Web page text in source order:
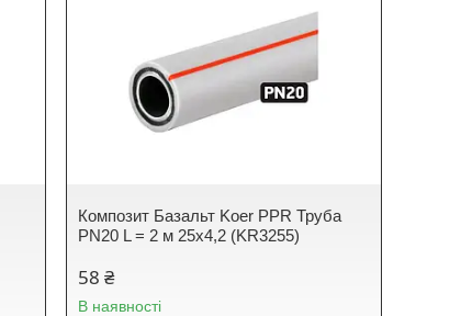
Композит Базальт Koer PPR Труба
PN20 L = 2 м 25х4,2 (KR3255)
58 ₴
В наявності